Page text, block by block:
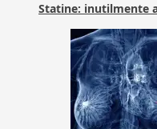
Statine: inutilmente